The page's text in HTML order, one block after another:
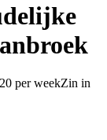
per weekZin in